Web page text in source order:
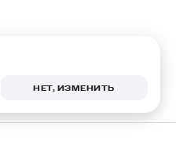
НЕТ, ИЗМЕНИТЬ